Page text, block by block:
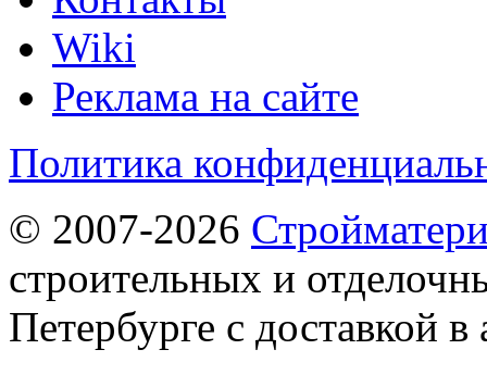
Wiki
Реклама на сайте
Политика
© 2007-2026
строительных и
Петербурге с доставкой в